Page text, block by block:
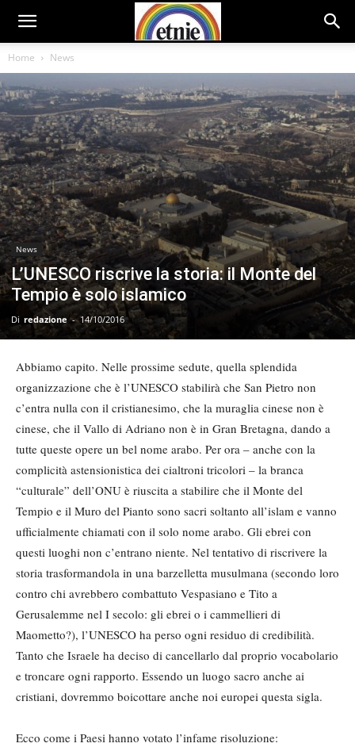
Home News
News
L’UNESCO riscrive la storia: il Monte del
Tempio è solo islamico
Di redazione - 14/10/2016
Abbiamo capito. Nelle prossime sedute, quella splendida
organizzazione che è l’UNESCO stabilirà che San Pietro non
c’entra nulla con il cristianesimo, che la muraglia cinese non è
cinese, che il Vallo di Adriano non è in Gran Bretagna, dando a
tutte queste opere un bel nome arabo. Per ora – anche con la
complicità astensionistica dei cialtroni tricolori – la branca
“culturale” dell’ONU è riuscita a stabilire che il Monte del
Tempio e il Muro del Pianto sono sacri soltanto all’islam e vanno
ufficialmente chiamati con il solo nome arabo. Gli ebrei con
questi luoghi non c’entrano niente. Nel tentativo di riscrivere la
storia trasformandola in una barzelletta musulmana (secondo loro
contro chi avrebbero combattuto Vespasiano e Tito a
Gerusalemme nel I secolo: gli ebrei o i cammellieri di
Maometto?), l’UNESCO ha perso ogni residuo di credibilità.
Tanto che Israele ha deciso di cancellarlo dal proprio vocabolario
e troncare ogni rapporto. Essendo un luogo sacro anche ai
cristiani, dovremmo boicottare anche noi europei questa sigla.
Ecco come i Paesi hanno votato l’infame risoluzione: